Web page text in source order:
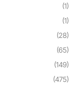
(1)
(1)
(28)
(65)
(149)
(475)